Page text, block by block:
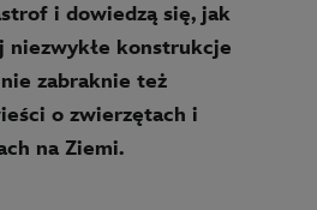
i dowiedzą się, jak
niezwykłe konstrukcje
zabraknie też
o zwierzętach i
na Ziemi.